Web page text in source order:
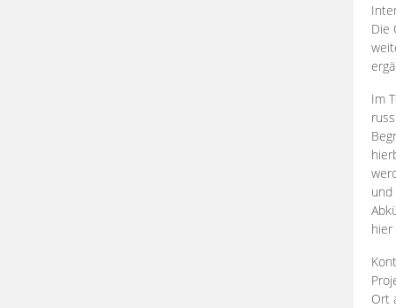
Die
Im
und
Ort